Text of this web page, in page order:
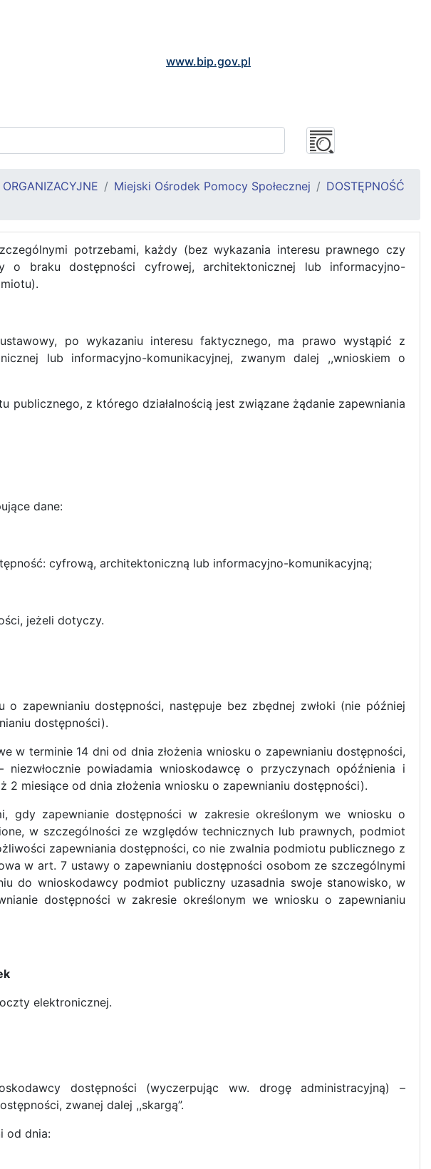
www.bip.gov.pl
Miejski Ośrodek Pomocy Społecznej
DOSTĘPNOŚĆ
potrzebami, każdy (bez wykazania interesu prawnego czy
braku dostępności cyfrowej, architektonicznej lub informacyjno-
po wykazaniu interesu faktycznego, ma prawo wystąpić z
lub informacyjno-komunikacyjnej, zwanym dalej ,,wnioskiem o
z którego działalnością jest związane żądanie zapewniania
dane:
cyfrową, architektoniczną lub informacyjno-komunikacyjną;
jeżeli dotyczy.
zapewnianiu dostępności, następuje bez zbędnej zwłoki (nie później
dostępności).
w terminie 14 dni od dnia złożenia wniosku o zapewnianiu dostępności,
powiadamia wnioskodawcę o przyczynach opóźnienia i
miesiące od dnia złożenia wniosku o zapewnianiu dostępności).
gdy zapewnianie dostępności w zakresie określonym we wniosku o
w szczególności ze względów technicznych lub prawnych, podmiot
zapewniania dostępności, co nie zwalnia podmiotu publicznego z
w art. 7 ustawy o zapewnianiu dostępności osobom ze szczególnymi
do wnioskodawcy podmiot publiczny uzasadnia swoje stanowisko, w
dostępności w zakresie określonym we wniosku o zapewnianiu
elektronicznej.
dostępności (wyczerpując ww. drogę administracyjną) –
zwanej dalej ,,skargą”.
od dnia: